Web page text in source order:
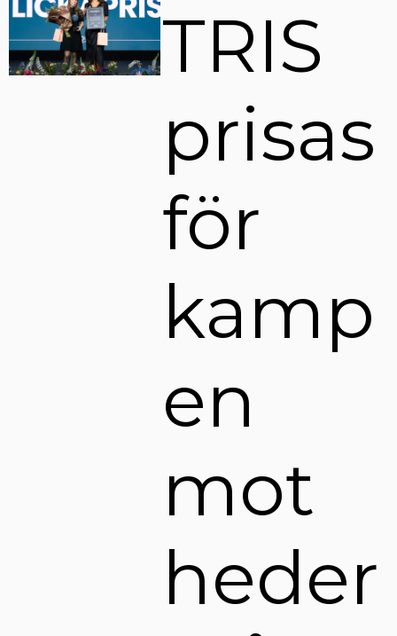
TRIS
prisas
för
kamp
en
mot
heder